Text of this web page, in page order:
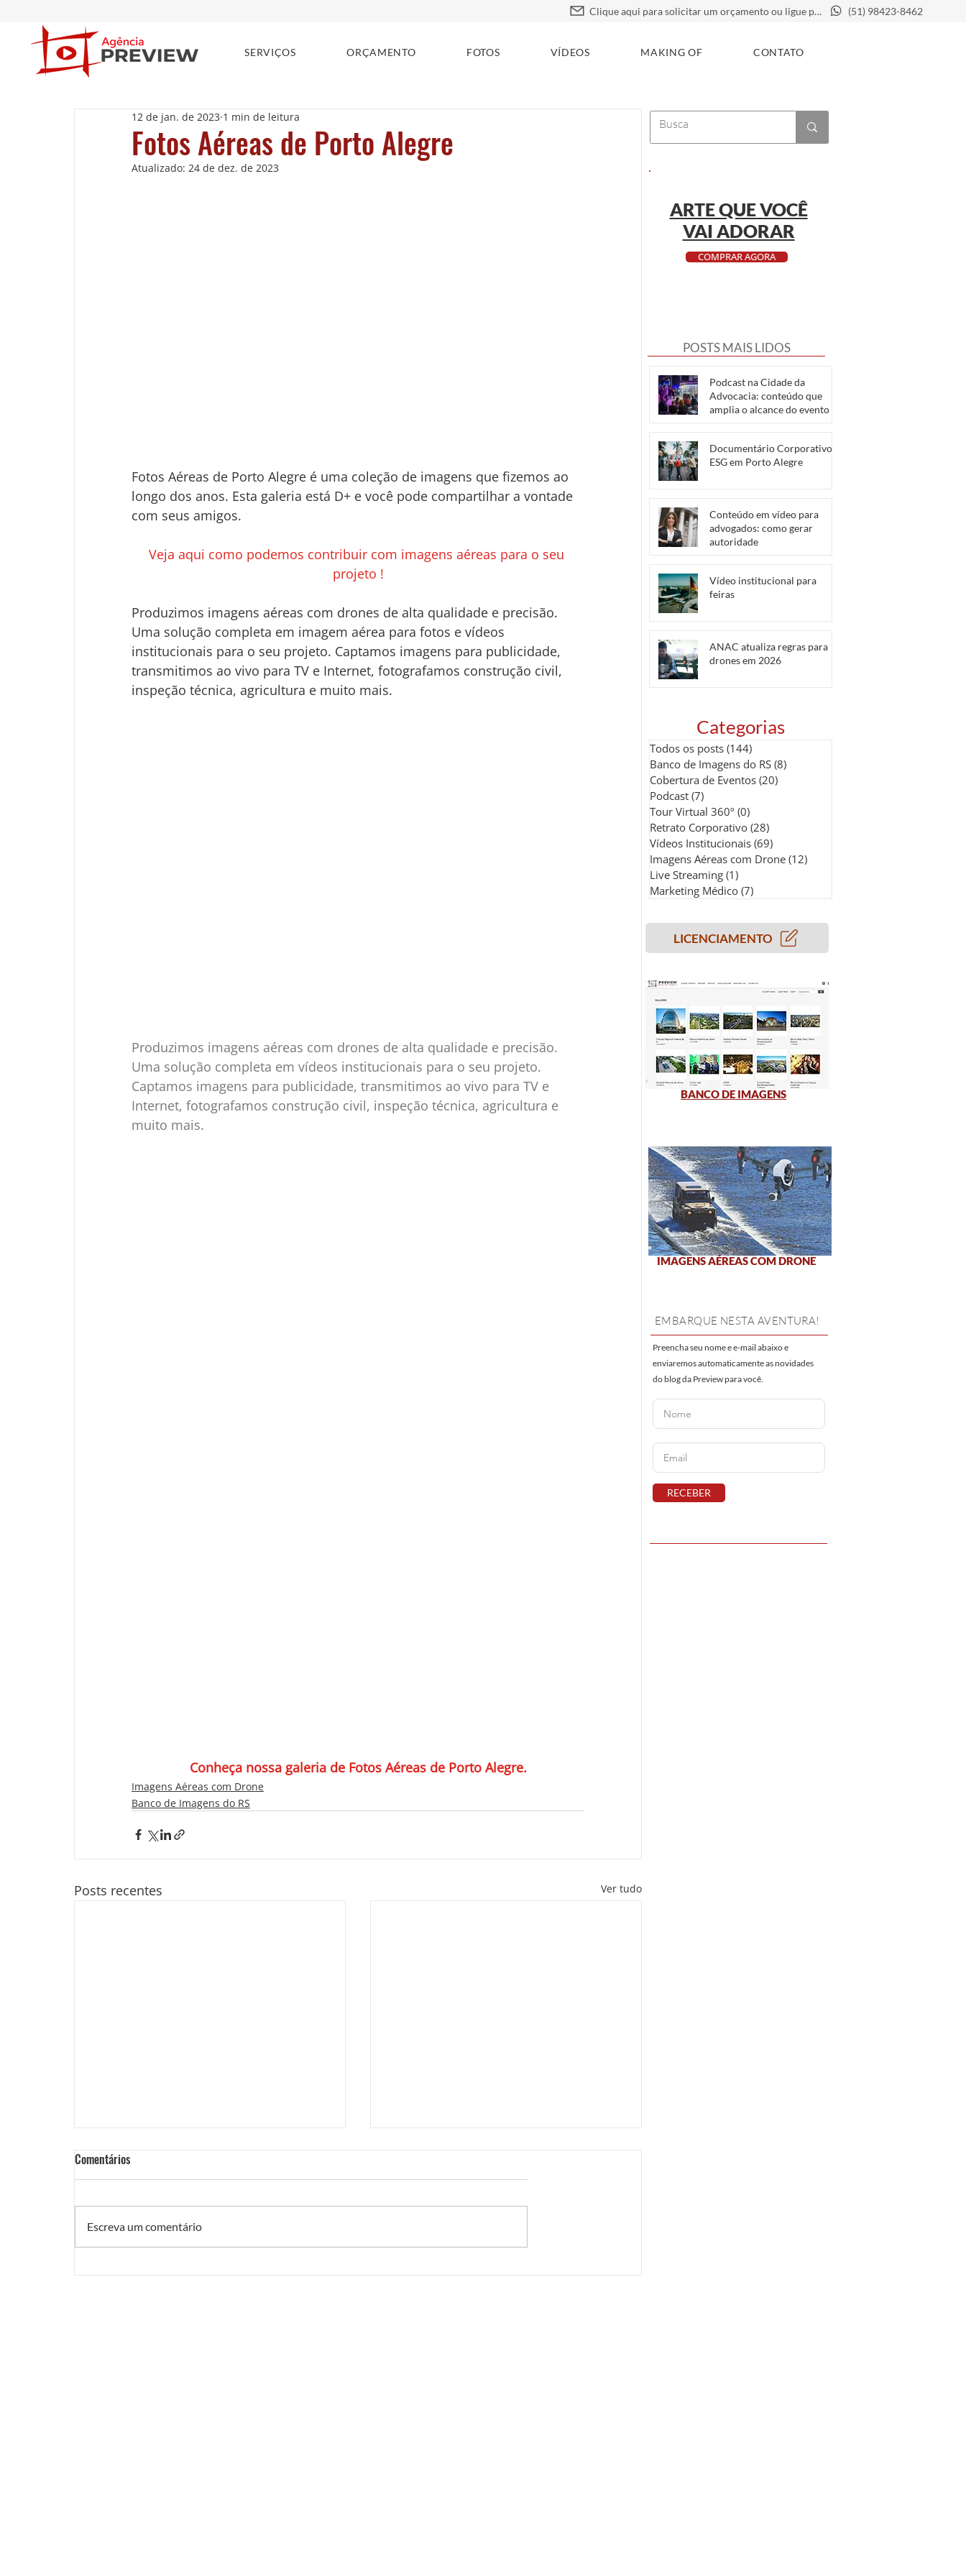
Clique aqui para solicitar um orçamento ou ligue para (51) 98423-8462
SERVIÇOS ORÇAMENTO FOTOS VÍDEOS MAKING OF CONTATO
Fotos Aéreas de Porto Alegre
12 de jan. de 2023 1 min de leitura
Atualizado: 24 de dez. de 2023
Fotos Aéreas de Porto Alegre é uma coleção de imagens que fizemos ao
longo dos anos. Esta galeria está D+ e você pode compartilhar a vontade
com seus amigos.
Veja aqui como podemos contribuir com imagens aéreas para o seu
projeto !
Produzimos imagens aéreas com drones de alta qualidade e precisão.
Uma solução completa em imagem aérea para fotos e vídeos
institucionais para o seu projeto. Captamos imagens para publicidade,
transmitimos ao vivo para TV e Internet, fotografamos construção civil,
inspeção técnica, agricultura e muito mais.
Produzimos imagens aéreas com drones de alta qualidade e precisão.
Uma solução completa em vídeos institucionais para o seu projeto.
Captamos imagens para publicidade, transmitimos ao vivo para TV e
Internet, fotografamos construção civil, inspeção técnica, agricultura e
muito mais.
Conheça nossa galeria de Fotos Aéreas de Porto Alegre.
Imagens Aéreas com Drone
Banco de Imagens do RS
Posts recentes Ver tudo
Comentários
Escreva um comentário
ARTE QUE VOCÊ
VAI ADORAR
COMPRAR AGORA
POSTS MAIS LIDOS
Podcast na Cidade da
Advocacia: conteúdo que
amplia o alcance do evento
Documentário Corporativo e
ESG em Porto Alegre
Conteúdo em vídeo para
advogados: como gerar
autoridade
Vídeo institucional para
feiras
ANAC atualiza regras para
drones em 2026
Categorias
Todos os posts (144)
Banco de Imagens do RS (8)
Cobertura de Eventos (20)
Podcast (7)
Tour Virtual 360º (0)
Retrato Corporativo (28)
Vídeos Institucionais (69)
Imagens Aéreas com Drone (12)
Live Streaming (1)
Marketing Médico (7)
LICENCIAMENTO
BANCO DE IMAGENS
IMAGENS AÉREAS COM DRONE
EMBARQUE NESTA AVENTURA!
Preencha seu nome e e-mail abaixo e
enviaremos automaticamente as novidades
do blog da Preview para você.
RECEBER